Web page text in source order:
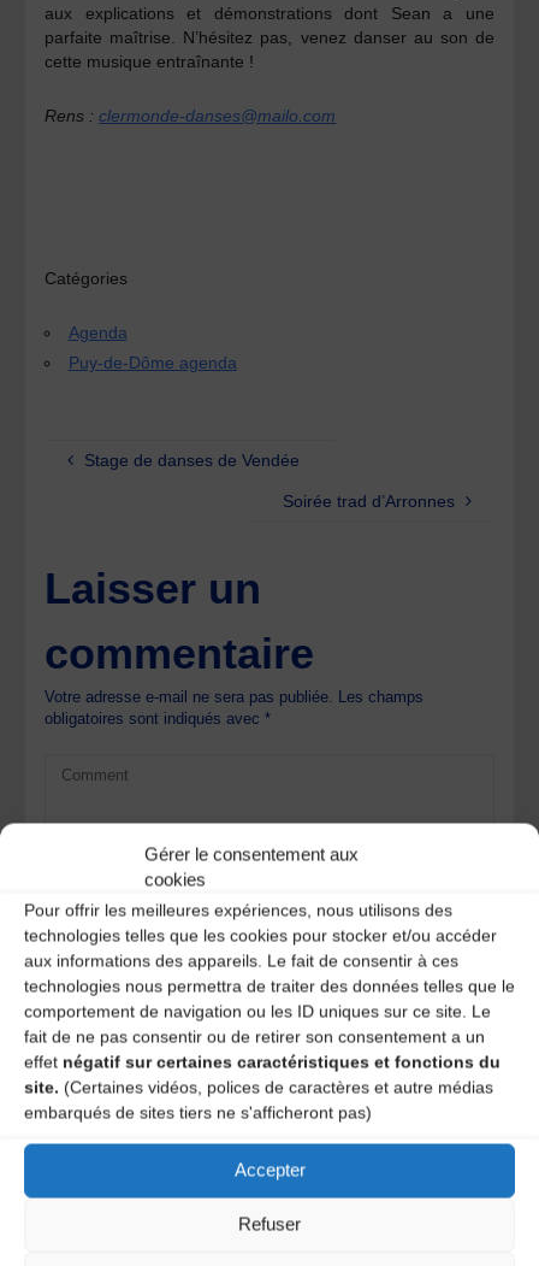
Gérer le consentement aux
cookies
Pour offrir les meilleures expériences, nous utilisons des
technologies telles que les cookies pour stocker et/ou accéder
aux informations des appareils. Le fait de consentir à ces
technologies nous permettra de traiter des données telles que le
comportement de navigation ou les ID uniques sur ce site. Le
fait de ne pas consentir ou de retirer son consentement a un
effet négatif sur certaines caractéristiques et fonctions du
site. (Certaines vidéos, polices de caractères et autre médias
embarqués de sites tiers ne s'afficheront pas)
Accepter
Refuser
aux explications et démonstrations dont Sean a une
parfaite maîtrise. N’hésitez pas, venez danser au son de
cette musique entraînante !
Rens :clermonde-danses@mailo.com
Catégories
Agenda
Puy-de-Dôme agenda
Stage de danses de Vendée
Soirée trad d’Arronnes
Laisser un
commentaire
Votre adresse e-mail ne sera pas publiée. Les champs
obligatoires sont indiqués avec*
Save my name, email, and site URL in my browser for next
time I post a comment.
Ce site utilise Akismet pour réduire les indésirables.